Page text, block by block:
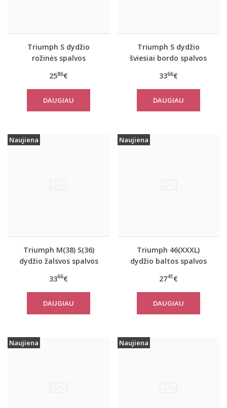
Triumph S dydžio
rožinės spalvos
marškinėliai women
move FLEX Tank
2586€
DAUGIAU
Triumph S dydžio
šviesiai bordo spalvos
marškinėliai women
move FLOW Tank Top
3366€
DAUGIAU
Naujiena
Triumph M(38) S(36)
dydžio žalsvos spalvos
marškinėliai women
move FLOW Tank Top
3366€
DAUGIAU
Naujiena
Triumph 46(XXXL)
dydžio baltos spalvos
marškinėliai Yselle
Basics Shirt03 2P
2741 €
DAUGIAU
Naujiena Naujiena